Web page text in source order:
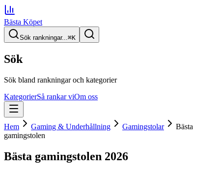
Bästa Köpet
Sök rankningar...⌘K
Sök
Sök bland rankningar och kategorier
KategorierSå rankar viOm oss
Hem Gaming & Underhållning Gamingstolar
Bästa
gamingstolen
Bästa gamingstolen 2026